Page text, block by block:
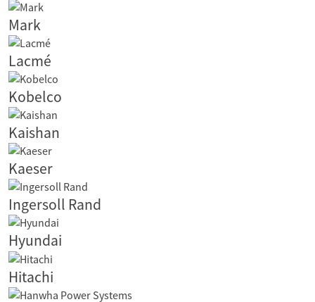
Mark
Lacmé
Kobelco
Kaishan
Kaeser
Ingersoll Rand
Hyundai
Hitachi